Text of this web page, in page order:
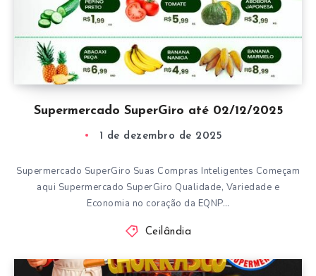
Supermercado SuperGiro até 02/12/2025
1 de dezembro de 2025
Supermercado SuperGiro Suas Compras Inteligentes Começam
aqui Supermercado SuperGiro Qualidade, Variedade e
Economia no coração da EQNP…
Ceilândia